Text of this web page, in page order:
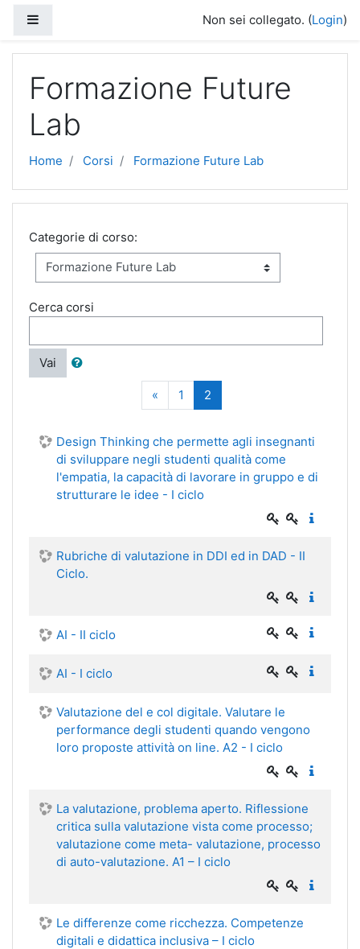
Non sei collegato. (Login)
Formazione Future
Lab
Home Corsi Formazione Future Lab
Categorie di corso:
Cerca corsi
Vai
«Precedente
1 2(zttuale)
Design Thinking che permette agli insegnanti
di sviluppare negli studenti qualità come
l'empatia, la capacità di lavorare in gruppo e di
strutturare le idee - I ciclo
Rubriche di valutazione in DDI ed in DAD - II
Ciclo.
AI - II ciclo
AI - I ciclo
Valutazione del e col digitale. Valutare le
performance degli studenti quando vengono
loro proposte attività on line. A2 - I ciclo
La valutazione, problema aperto. Riflessione
critica sulla valutazione vista come processo;
valutazione come meta- valutazione, processo
di auto-valutazione. A1 – I ciclo
Le differenze come ricchezza. Competenze
digitali e didattica inclusiva – I ciclo